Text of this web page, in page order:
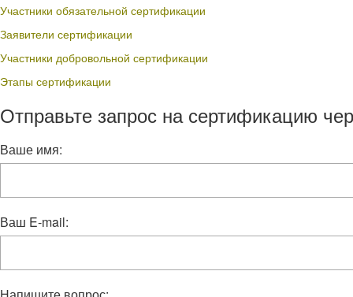
Участники обязательной сертификации
Заявители сертификации
Участники добровольной сертификации
Этапы сертификации
Отправьте запрос на сертификацию
Ваше имя:
Ваш E-mail: